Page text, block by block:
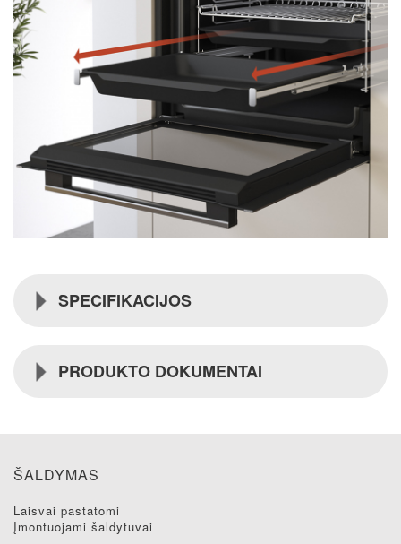
SPECIFIKACIJOS
PRODUKTO DOKUMENTAI
ŠALDYMAS
laisvai pastatomi
įmontuojami šaldytuvai